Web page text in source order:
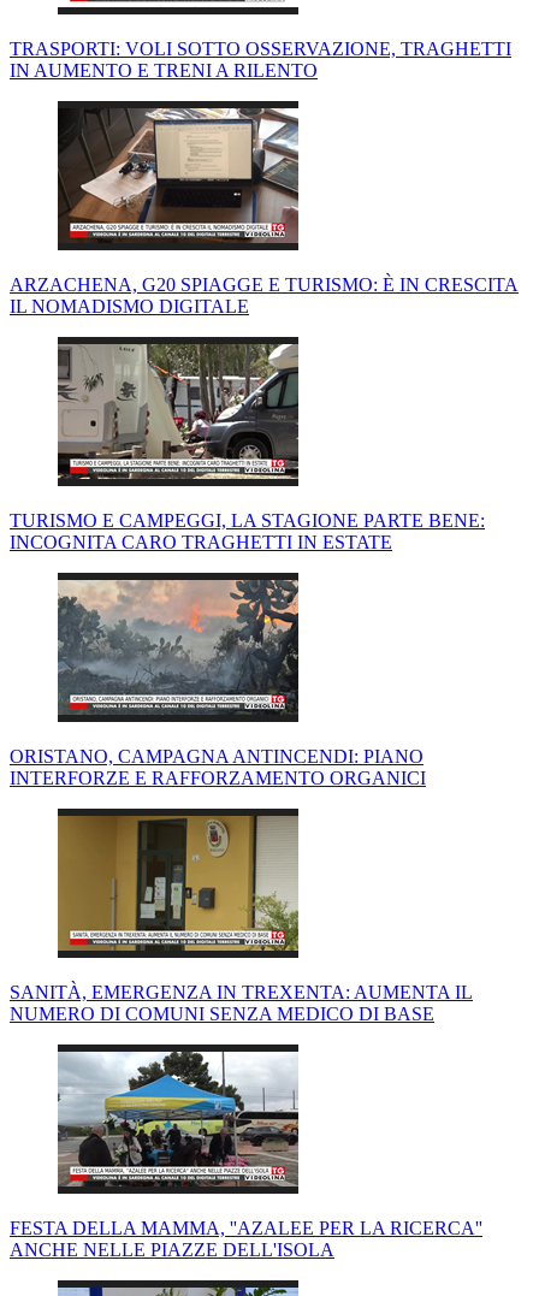
TRASPORTI: VOLI SOTTO OSSERVAZIONE, TRAGHETTI
IN AUMENTO E TRENI A RILENTO
ARZACHENA, G20 SPIAGGE E TURISMO: È IN CRESCITA
IL NOMADISMO DIGITALE
TURISMO E CAMPEGGI, LA STAGIONE PARTE BENE:
INCOGNITA CARO TRAGHETTI IN ESTATE
ORISTANO, CAMPAGNA ANTINCENDI: PIANO
INTERFORZE E RAFFORZAMENTO ORGANICI
SANITÀ, EMERGENZA IN TREXENTA: AUMENTA IL
NUMERO DI COMUNI SENZA MEDICO DI BASE
FESTA DELLA MAMMA, ''AZALEE PER LA RICERCA''
ANCHE NELLE PIAZZE DELL'ISOLA